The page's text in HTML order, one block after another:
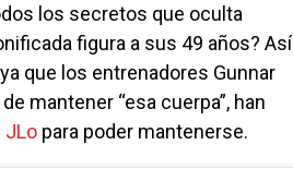
los secretos que oculta
figura a sus 49 años? Así
que los entrenadores Gunnar
mantener “esa cuerpa”, han
JLo para poder mantenerse.